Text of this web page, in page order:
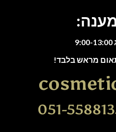
מראש בלבד!